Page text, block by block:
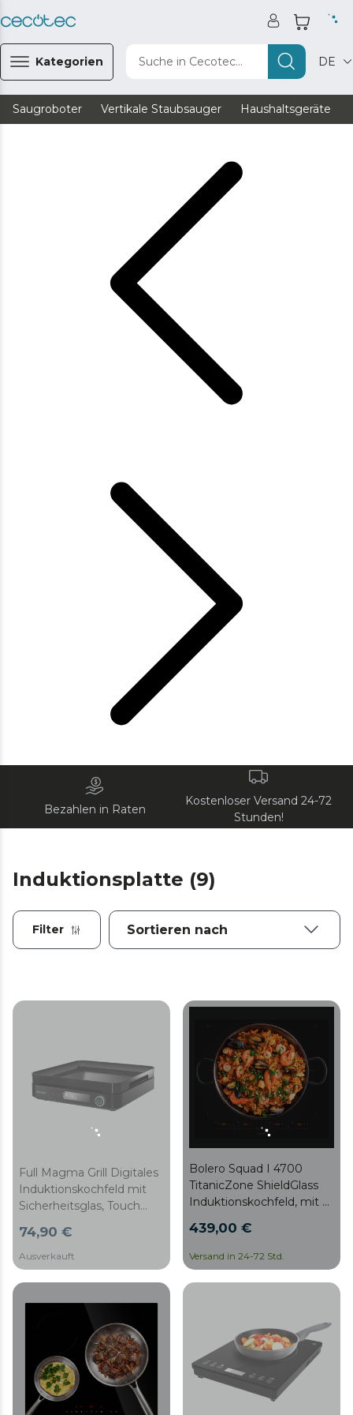
Kategorien Suche in Cecotec... DE
Saugroboter Vertikale Staubsauger Haushaltsgeräte
Bezahlen in Raten
Kostenloser Versand 24-72
Stunden!
Induktionsplatte (9)
Filter
Full Magma Grill Digitales
Induktionskochfeld mit
Sicherheitsglas, Touch
programmierbar.
Grillzubehör.
74,90 €
Ausverkauft
Bolero Squad I 4700
TitanicZone ShieldGlass
Induktionskochfeld, mit 4
Gesamtleistung von
7400W, Touch-Slider-
Steuerung, 9
Leistungsstufen,
individueller Timer,
Restwärmeanzeige und
Kindersicherung.
439,00 €
Versand in 24-72 Std.